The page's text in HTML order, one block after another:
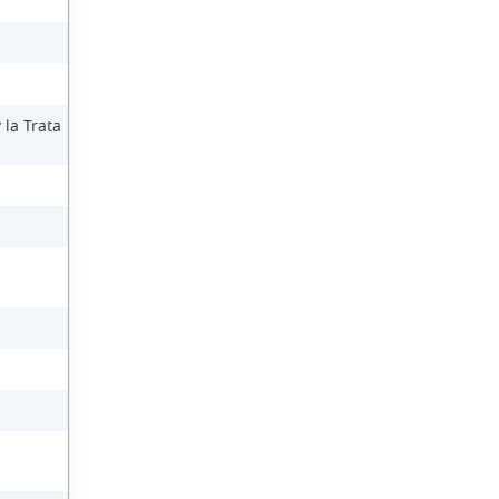
Trata